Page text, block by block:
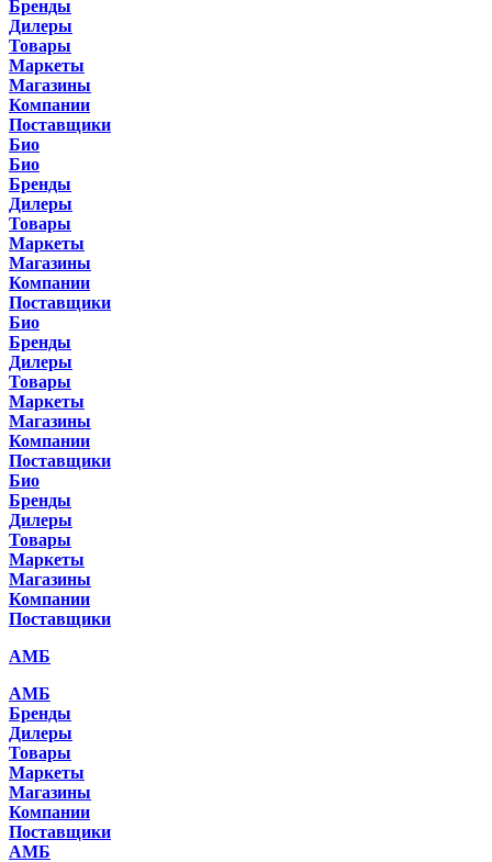
Бренды
Дилеры
Товары
Маркеты
Магазины
Компании
Поставщики
Био
Био
Бренды
Дилеры
Товары
Маркеты
Магазины
Компании
Поставщики
Био
Бренды
Дилеры
Товары
Маркеты
Магазины
Компании
Поставщики
Био
Бренды
Дилеры
Товары
Маркеты
Магазины
Компании
Поставщики
АМБ
АМБ
Бренды
Дилеры
Товары
Маркеты
Магазины
Компании
Поставщики
АМБ